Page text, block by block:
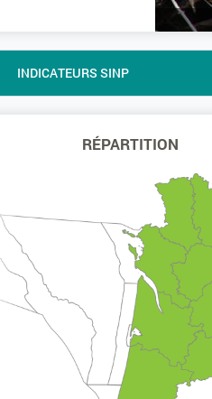
INDICATEURS SINP
RÉPARTITION